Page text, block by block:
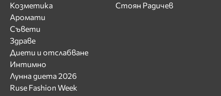
Козметика
Аромати
Съвети
Здраве
Диети и отслабване
Интимно
Лунна диета 2026
Ruse Fashion Week
Стоян Радичев